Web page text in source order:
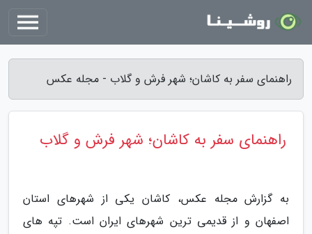
راهنمای سفر به کاشان؛ شهر فرش و گلاب - مجله عکس
راهنمای سفر به کاشان؛ شهر فرش و گلاب
به گزارش مجله عکس، کاشان یکی از شهرهای استان
اصفهان و از قدیمی ترین شهرهای ایران است. تپه های